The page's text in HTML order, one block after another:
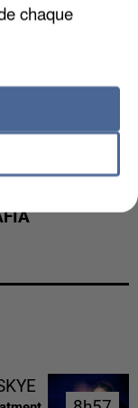
chaque